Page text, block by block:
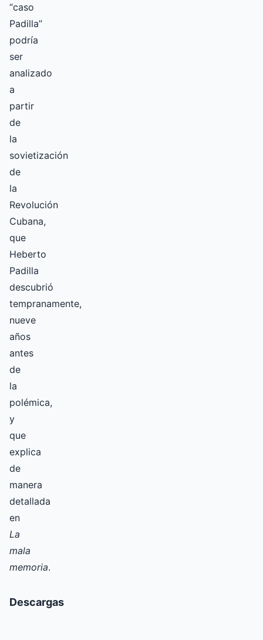
“caso
Padilla”
podría
ser
analizado
a
partir
de
la
sovietización
de
la
Revolución
Cubana,
que
Heberto
Padilla
descubrió
tempranamente,
nueve
años
antes
de
la
polémica,
y
que
explica
de
manera
detallada
en
La
mala
memoria.
Descargas